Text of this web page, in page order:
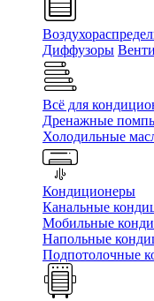
Диффузоры
Всё для
Дренажные
Холодильные
Кондиционеры
Канальные
Мобильные
Напольные
Подпотолочные